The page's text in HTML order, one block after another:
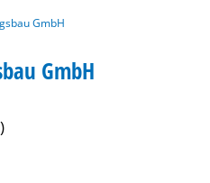
GmbH
GmbH